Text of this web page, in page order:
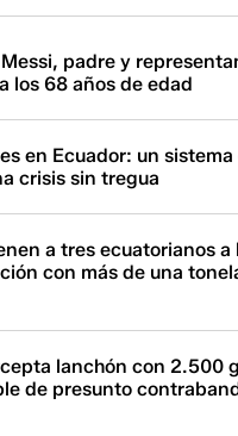
padre y
los 68 años de edad
en Ecuador: un
crisis sin tregua
a tres ecuatorianos a
con más de una
lanchón con 2.500
de presunto